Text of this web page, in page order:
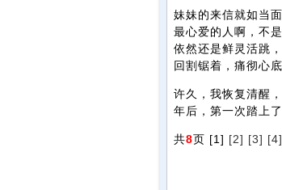
妹妹的来信就如当
最心爱的人啊，不
依然还是鲜灵活跳
回割锯着，痛彻心底
许久，我恢复清醒
年后，第一次踏上
共8页 [1] [2] [3] [4]